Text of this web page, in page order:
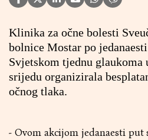
Klinika za očne bolesti
bolnice Mostar po
Svjetskom tjednu glaukoma
srijedu organizirala
očnog tlaka.
- Ovom akcijom jedanaesti